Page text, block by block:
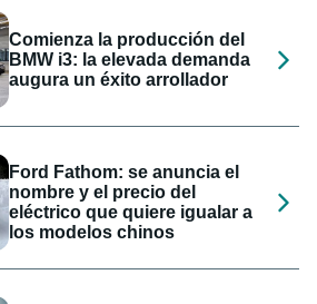
Comienza la producción del
BMW i3: la elevada demanda
augura un éxito arrollador
Ford Fathom: se anuncia el
nombre y el precio del
eléctrico que quiere igualar a
los modelos chinos